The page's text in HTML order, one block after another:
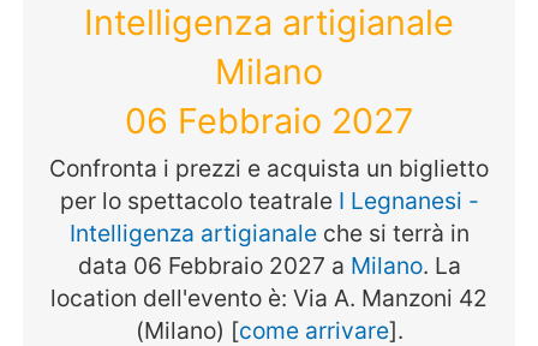
Intelligenza artigianale
Milano
06 Febbraio 2027
Confronta i prezzi e acquista un biglietto
per lo spettacolo teatrale I Legnanesi -
Intelligenza artigianaleche si terrà in
data 06 Febbraio 2027 a Milano. La
location dell'evento è: Via A. Manzoni 42
(Milano) [come arrivare].